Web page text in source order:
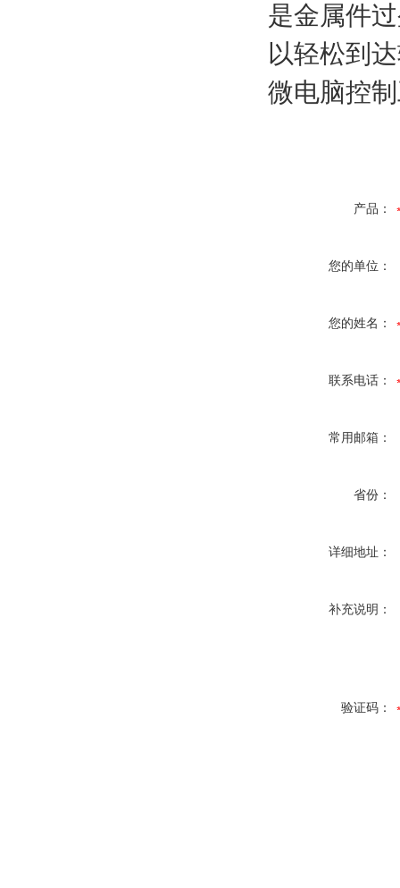
是金属件
以轻松到
微电脑控
产品：
您的单位：
您的姓名：
联系电话：
常用邮箱：
省份：
详细地址：
补充说明：
验证码：